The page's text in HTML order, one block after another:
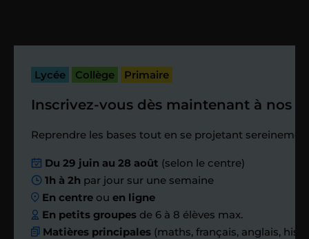
passé.
Étape 4
Nous planifions
ensemble des
échanges réguliers
Lycée Collège Primaire
Inscrivez-vous dès maintenant à nos
Reprendre les bases tout en se projetant
Du 29 juin au 28 août (selon le centre)
1h à 2h par jour sur une semaine
En centre ouen ligne
En petits groupes de 6 à 8 élèves max.
Matières principales (maths, français, anglais,